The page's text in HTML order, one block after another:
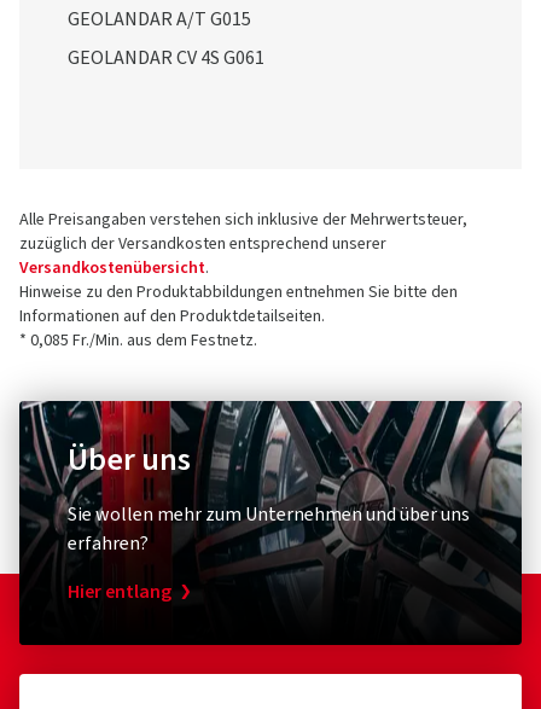
GEOLANDAR A/T G015
GEOLANDAR CV 4S G061
Alle Preisangaben verstehen sich inklusive der Mehrwertsteuer,
zuzüglich der Versandkosten entsprechend unserer
Versandkostenübersicht.
Hinweise zu den Produktabbildungen entnehmen Sie bitte den
Informationen auf den Produktdetailseiten.
* 0,085 Fr./Min. aus dem Festnetz.
Über uns
Sie wollen mehr zum Unternehmen und über uns
erfahren?
Hier entlang